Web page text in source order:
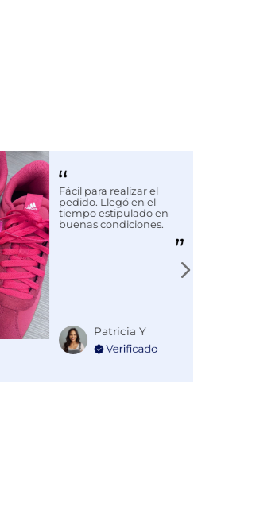
Fácil para realizar el
pedido. Llegó en el
tiempo estipulado en
buenas condiciones.
Patricia Y